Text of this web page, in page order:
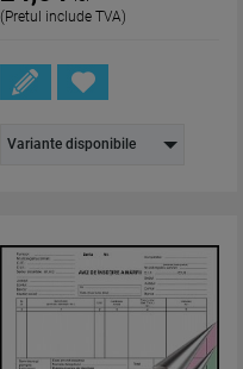
(Pretul include TVA)
Variante disponibile